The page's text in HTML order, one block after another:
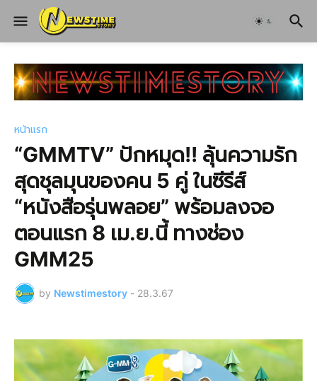
หน้าแรก
“GMMTV” ปักหมุด!! ลุ้นความรัก
สุดชุลมุนของคน 5 คู่ ในซีรีส์
“หนังสือรุ่นพลอย” พร้อมลงจอ
ตอนแรก 8 เม.ย.นี้ ทางช่อง
GMM25
by Newstimestory - 28.3.67